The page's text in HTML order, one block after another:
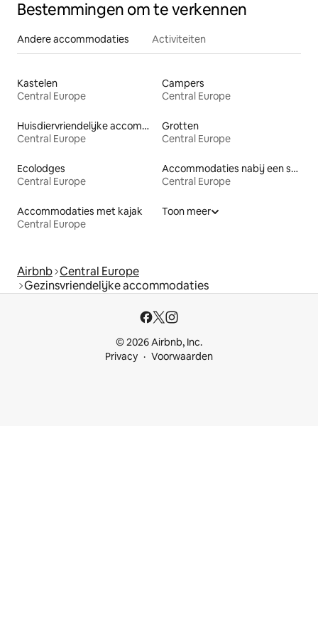
Bestemmingen om te verkennen
Andere accommodaties Activiteiten
Kastelen
Central Europe
Campers
Central Europe
Huisdiervriendelijke accommodaties
Central Europe
Grotten
Central Europe
Ecolodges
Central Europe
Accommodaties nabij een strand
Central Europe
Accommodaties met kajak
Central Europe
Toon meer
Airbnb Central Europe
Gezinsvriendelijke accommodaties
© 2026 Airbnb, Inc.
Privacy
Voorwaarden